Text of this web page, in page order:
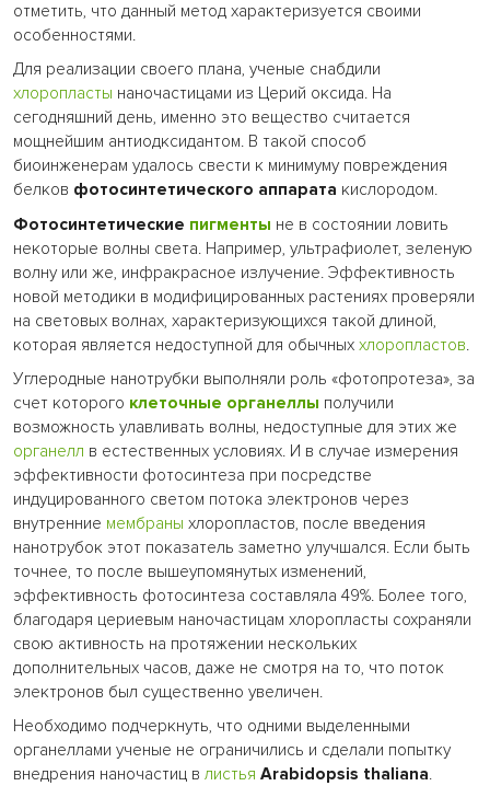
отметить, что данный метод характеризуется своими
особенностями.
Для реализации своего плана, ученые снабдили
хлоропласты наночастицами из Церий оксида. На
сегодняшний день, именно это вещество считается
мощнейшим антиодксидантом. В такой способ
биоинженерам удалось свести к минимуму повреждения
белков фотосинтетического аппарата кислородом.
Фотосинтетические пигменты не в состоянии ловить
некоторые волны света. Например, ультрафиолет, зеленую
волну или же, инфракрасное излучение. Эффективность
новой методики в модифицированных растениях проверяли
на световых волнах, характеризующихся такой длиной,
которая является недоступной для обычных хлоропластов.
Углеродные нанотрубки выполняли роль «фотопротеза», за
счет которого клеточные органеллы получили
возможность улавливать волны, недоступные для этих же
органелл в естественных условиях. И в случае измерения
эффективности фотосинтеза при посредстве
индуцированного светом потока электронов через
внутренние мембраны хлоропластов, после введения
нанотрубок этот показатель заметно улучшался. Если быть
точнее, то после вышеупомянутых изменений,
эффективность фотосинтеза составляла 49%. Более того,
благодаря цериевым наночастицам хлоропласты сохраняли
свою активность на протяжении нескольких
дополнительных часов, даже не смотря на то, что поток
электронов был существенно увеличен.
Необходимо подчеркнуть, что одними выделенными
органеллами ученые не ограничились и сделали попытку
внедрения наночастиц в листья Arabidopsis thaliana.